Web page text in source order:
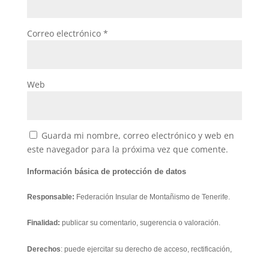
Correo electrónico *
Web
Guarda mi nombre, correo electrónico y web en
este navegador para la próxima vez que comente.
Información básica de protección de datos
Responsable: Federación Insular de Montañismo de Tenerife.
Finalidad: publicar su comentario, sugerencia o valoración.
Derechos: puede ejercitar su derecho de acceso, rectificación,